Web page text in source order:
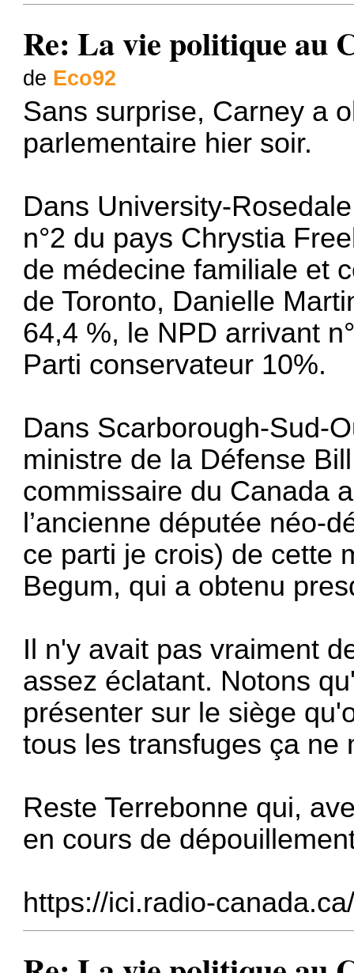
Re: La vie politique au
de Eco92
Sans surprise, Carney a
parlementaire hier soir.
Dans University-
n°2 du pays Chrystia
de médecine familiale et
de Toronto, Danielle
64,4 %, le NPD arrivant
Parti conservateur 10%.
Dans Scarborough-Sud-
ministre de la Défense
commissaire du Canada
l’ancienne députée néo-
ce parti je crois) de cette
Begum, qui a obtenu
Il n'y avait pas vraiment
assez éclatant. Notons
présenter sur le siège
tous les transfuges ça ne
Reste Terrebonne qui,
en cours de
https://ici.radio-